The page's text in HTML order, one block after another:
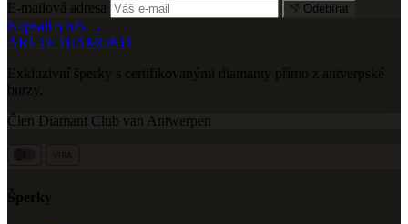
E-mailová adresa
Odebírat
Napsali o nás →
ARETE DIAMOND
Exkluzivní šperky s certifikovanými diamanty přímo z antverpské
burzy.
Člen Diamant Club van Antwerpen
Šperky